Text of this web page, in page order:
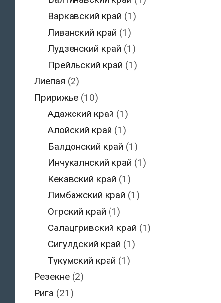
Варкавский край (1)
Ливанский край (1)
Лудзенский край (1)
Прейльский край (1)
Лиепая (2)
Пририжье(10)
Адажский край (1)
Алойский край (1)
Балдонский край (1)
Инчукалнский край (1)
Кекавский край (1)
Лимбажский край (1)
Огрский край (1)
Салацгривский край (1)
Сигулдский край (1)
Тукумский край (1)
Резекне(2)
Рига (21)